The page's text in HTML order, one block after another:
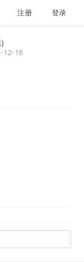
注册 登录
12-16